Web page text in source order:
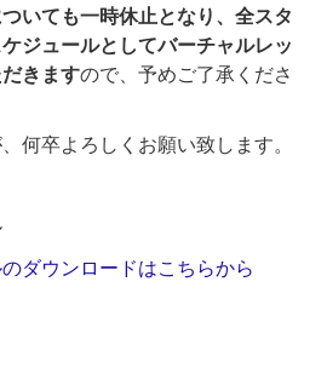
いても一時休止となり、全スタ
ジュールとしてバーチャルレッ
きますので、予めご了承くださ
何卒よろしくお願い致します。
ダウンロードはこちらから